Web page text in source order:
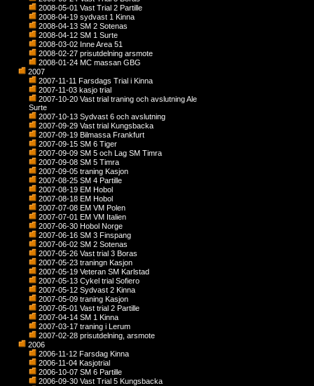
2008-05-01 Vast Trial 2 Partille
2008-04-19 sydvast 1 Kinna
2008-04-13 SM 2 Sotenas
2008-04-12 SM 1 Surte
2008-03-02 Inne Area 51
2008-02-27 prisutdelning arsmote
2008-01-24 MC massan GBG
2007
2007-11-11 Farsdags Trial i Kinna
2007-11-03 kasjo trial
2007-10-20 Vast trial traning och avslutning Ale
Surte
2007-10-13 Sydvast 6 och avslutning
2007-09-29 Vast trial Kungsbacka
2007-09-19 Bilmassa Frankfurt
2007-09-15 SM 6 Tiger
2007-09-09 SM 5 och Lag SM Timra
2007-09-08 SM 5 Timra
2007-09-05 traning Kasjon
2007-08-25 SM 4 Partille
2007-08-19 EM Hobol
2007-08-18 EM Hobol
2007-07-08 EM VM Polen
2007-07-01 EM VM Italien
2007-06-30 Hobol Norge
2007-06-16 SM 3 Finspang
2007-06-02 SM 2 Sotenas
2007-05-26 Vast trial 3 Boras
2007-05-23 traningn Kasjon
2007-05-19 Veteran SM Karlstad
2007-05-13 Cykel trial Sofiero
2007-05-12 Sydvast 2 Kinna
2007-05-09 traning Kasjon
2007-05-01 Vast trial 2 Partille
2007-04-14 SM 1 Kinna
2007-03-17 traning i Lerum
2007-02-28 prisutdelning, arsmote
2006
2006-11-12 Farsdag Kinna
2006-11-04 Kasjotrial
2006-10-07 SM 6 Partille
2006-09-30 Vast Trial 5 Kungsbacka